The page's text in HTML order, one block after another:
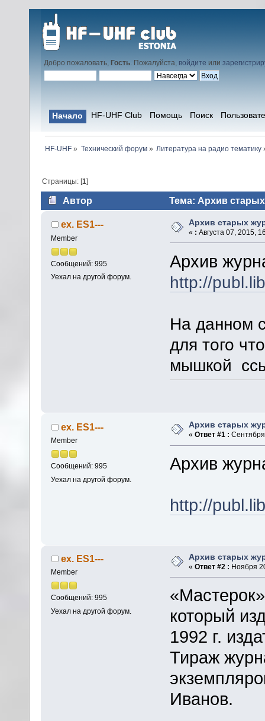
Добро пожаловать, Гость. Пожалуйста, войдите или
Начало HF-UHF Club Помощь Поиск
HF-UHF» Технический форум» Литература на радио тематику
Страницы: [1]
Автор Тема: Архив
ex. ES1---
Member
Сообщений: 995
Уехал на другой форум.
Архив старых
« : Августа 07, 2015,
Архив
http://
На данном
для того
мышкой
ex. ES1---
Member
Сообщений: 995
Уехал на другой форум.
Архив старых
«Ответ #1 :
Архив
http://
ex. ES1---
Member
Сообщений: 995
Уехал на другой форум.
Архив старых
«Ответ #2 : Ноября
который
1992 г.
Тираж
Иванов.